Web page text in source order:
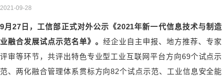
2021-09-28
9月27日，工信部正式对外公示《2021年新一代信息技术与制造
业融合发展试点示范名单》。经企业自主申报、地方推荐、专家
评审等环节，共评出特色专业型工业互联网平台方向69个试点示
范、两化融合管理体系贯标方向82个试点示范、工业信息安全能